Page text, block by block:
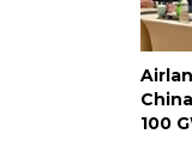
100